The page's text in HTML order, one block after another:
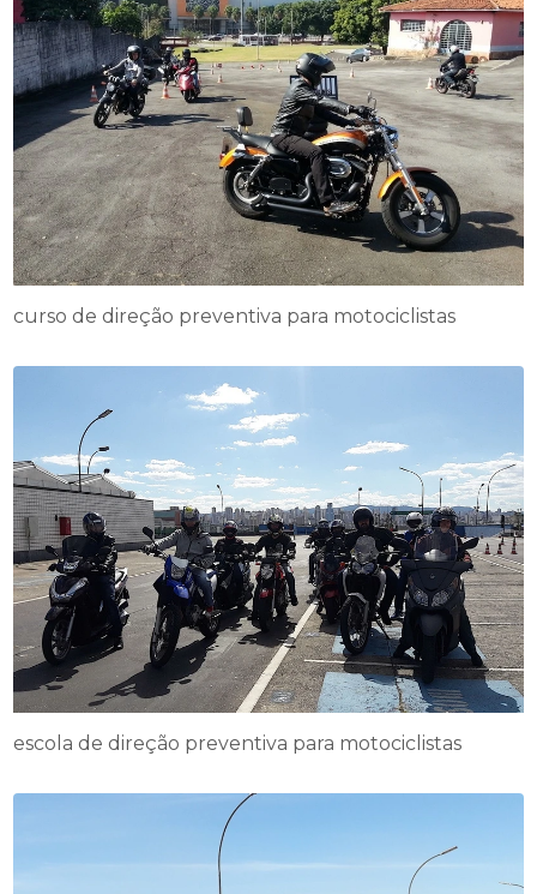
curso de direção preventiva para motociclistas
escola de direção preventiva para motociclistas